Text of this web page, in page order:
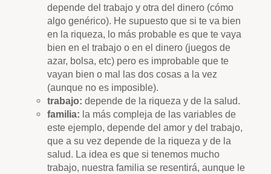
depende del trabajo y otra del dinero (cómo
algo genérico). He supuesto que si te va bien
en la riqueza, lo más probable es que te vaya
bien en el trabajo o en el dinero (juegos de
azar, bolsa, etc) pero es improbable que te
vayan bien o mal las dos cosas a la vez
(aunque no es imposible).
trabajo: depende de la riqueza y de la salud.
familia: la más compleja de las variables de
este ejemplo, depende del amor y del trabajo,
que a su vez depende de la riqueza y de la
salud. La idea es que si tenemos mucho
trabajo, nuestra familia se resentirá, aunque le